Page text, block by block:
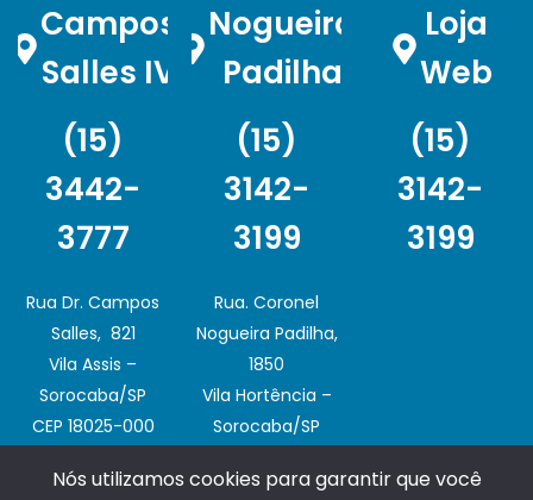
Campos
Salles IV
(15)
3442-
3777
Rua Dr. Campos
Salles, 821
Vila Assis –
Sorocaba/SP
CEP 18025-000
Nogueira
Padilha
(15)
3142-
3199
Rua. Coronel
Nogueira Padilha,
1850
Vila Hortência –
Sorocaba/SP
Loja
Web
(15)
3142-
3199
Nós utilizamos cookies para garantir que você